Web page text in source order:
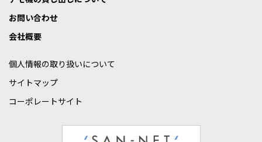
お問い合わせ
会社概要
個人情報の取り扱いについて
サイトマップ
コーポレートサイト